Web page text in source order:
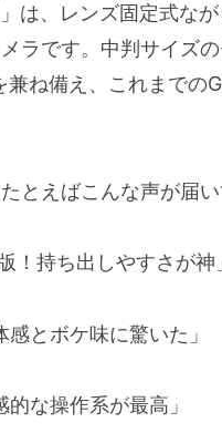
は、レンズ固定式な
ラです。中判サイズの
ね備え、これまでの
とえばこんな声が届い
！持ち出しやすさが神
とボケ味に驚いた」
な操作系が最高」